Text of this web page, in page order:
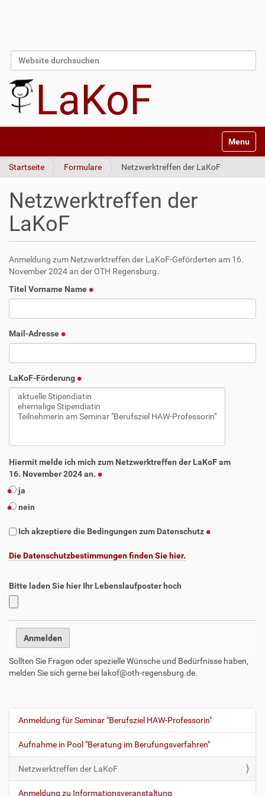
Website durchsuchen
LaKoF
Startseite Formulare Netzwerktreffen der LaKoF
Netzwerktreffen der
LaKoF
Anmeldung zum Netzwerktreffen der LaKoF-Geförderten am 16.
November 2024 an der OTH Regensburg.
Titel Vorname Name
Mail-Adresse
LaKoF-Förderung
Hiermit melde ich mich zum Netzwerktreffen der LaKoF am
16. November 2024 an.
ja
nein
Ich akzeptiere die Bedingungen zum Datenschutz
Die Datenschutzbestimmungen finden Sie hier.
Bitte laden Sie hier Ihr Lebenslaufposter hoch
Sollten Sie Fragen oder spezielle Wünsche und Bedürfnisse haben,
melden Sie sich gerne bei lakof@oth-regensburg.de.
N
i
g
Anmeldung für Seminar "Berufsziel HAW-Professorin"
Aufnahme in Pool "Beratung im Berufungsverfahren"
Netzwerktreffen der LaKoF
Anmeldung zu Informationsveranstaltung